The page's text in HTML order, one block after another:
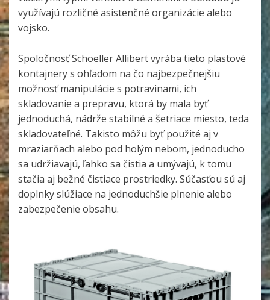
využívajú rozličné asistenčné organizácie alebo
vojsko.
Spoločnosť Schoeller Allibert vyrába tieto plastové
kontajnery s ohľadom na čo najbezpečnejšiu
možnosť manipulácie s potravinami, ich
skladovanie a prepravu, ktorá by mala byť
jednoduchá, nádrže stabilné a šetriace miesto, teda
skladovateľné. Takisto môžu byť použité aj v
mraziarňach alebo pod holým nebom, jednoducho
sa udržiavajú, ľahko sa čistia a umývajú, k tomu
stačia aj bežné čistiace prostriedky. Súčasťou sú aj
doplnky slúžiace na jednoduchšie plnenie alebo
zabezpečenie obsahu.